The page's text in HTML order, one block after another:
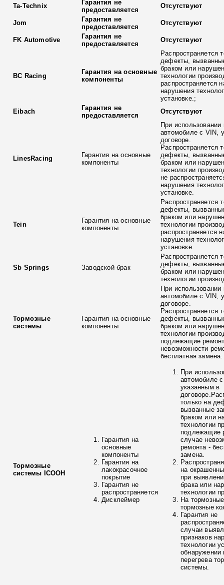
Ta-Technix
Гарантия не
предоставляется
Отсутствуют
Jom
Гарантия не
предоставляется
Отсутствуют
FK Automotive
Гарантия не
предоставляется
Отсутствуют
BC Racing
Гарантия на основные
компоненты
Распространяется
дефекты,
браком или
технологии
распространяется
нарушения
установке.;
Eibach
Гарантия не
предоставляется
Отсутствуют
LinesRacing
Гарантия на основные
компоненты
При использовании
автомобиле с VIN,
договоре.
Распространяется
дефекты,
браком или
технологии
не
нарушения
установке.
Tein
Гарантия на основные
компоненты
Распространяется
дефекты,
браком или
технологии
распространяется
нарушения
установке.
Sb Springs Заводской брак
Распространяется
дефекты,
браком или
технологии
Тормозные
системы
Гарантия на основные
компоненты
При использовании
автомобиле с VIN,
договоре.
Распространяется
дефекты,
браком или
технологии
подлежащие
невозможности
бесплатная замена.
Тормозные
системы ICOOH
Гарантия на
основные
компоненты
Гарантия на
лакокрасочное
покрытие
Гарантия не
распространяется
Дисклеймер
При
автомобиле
указанным в
только на
вызванные
браком или
технологии
подлежащие
случае
ремонта -
замена.
на
при
брака или
технологии
На
тормозные
Гарантия не
случаи
признаков
технологии
обнаружении
перегрева
системы.